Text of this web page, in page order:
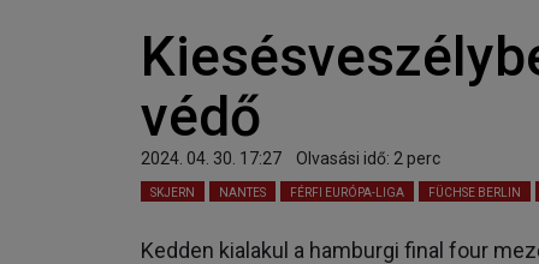
védő
2024. 04. 30. 17:27 Olvasási idő: 2 perc
SKJERN NANTES FÉRFI EURÓPA-LIGA FÜCHSE BERLIN
Kedden kialakul a hamburgi final four